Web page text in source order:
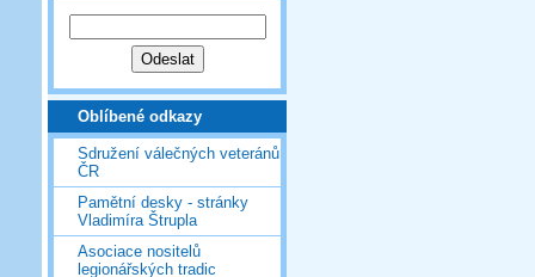
Oblíbené odkazy
Sdružení válečných veteránů
ČR
Pamětní desky - stránky
Vladimíra Štrupla
Asociace nositelů
legionářských tradic